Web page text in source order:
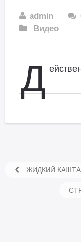
admin
Видео
Д
ЖИДКИЙ